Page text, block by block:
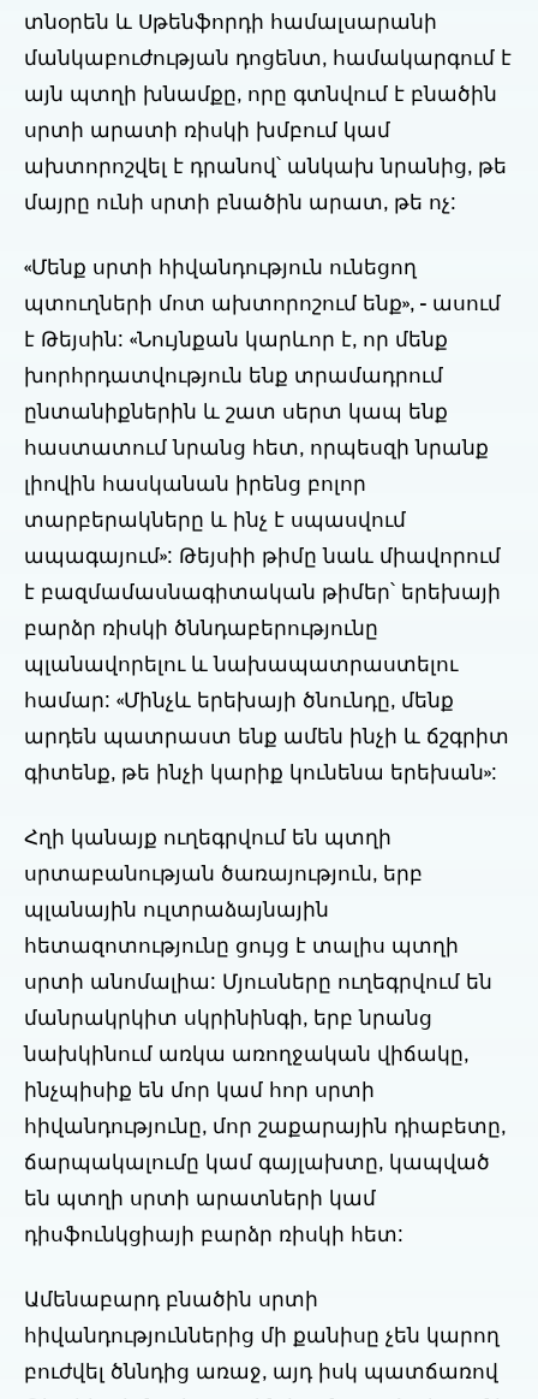
տնօրեն և Սթենֆորդի համալսարանի
մանկաբուժության դոցենտ, համակարգում է
այն պտղի խնամքը, որը գտնվում է բնածին
սրտի արատի ռիսկի խմբում կամ
ախտորոշվել է դրանով՝ անկախ նրանից, թե
մայրը ունի սրտի բնածին արատ, թե ոչ:
«Մենք սրտի հիվանդություն ունեցող
պտուղների մոտ ախտորոշում ենք», - ասում
է Թեյսին: «Նույնքան կարևոր է, որ մենք
խորհրդատվություն ենք տրամադրում
ընտանիքներին և շատ սերտ կապ ենք
հաստատում նրանց հետ, որպեսզի նրանք
լիովին հասկանան իրենց բոլոր
տարբերակները և ինչ է սպասվում
ապագայում»: Թեյսիի թիմը նաև միավորում
է բազմամասնագիտական թիմեր՝ երեխայի
բարձր ռիսկի ծննդաբերությունը
պլանավորելու և նախապատրաստելու
համար: «Մինչև երեխայի ծնունդը, մենք
արդեն պատրաստ ենք ամեն ինչի և ճշգրիտ
գիտենք, թե ինչի կարիք կունենա երեխան»:
Հղի կանայք ուղեգրվում են պտղի
սրտաբանության ծառայություն, երբ
պլանային ուլտրաձայնային
հետազոտությունը ցույց է տալիս պտղի
սրտի անոմալիա: Մյուսները ուղեգրվում են
մանրակրկիտ սկրինինգի, երբ նրանց
նախկինում առկա առողջական վիճակը,
ինչպիսիք են մոր կամ հոր սրտի
հիվանդությունը, մոր շաքարային դիաբետը,
ճարպակալումը կամ գայլախտը, կապված
են պտղի սրտի արատների կամ
դիսֆունկցիայի բարձր ռիսկի հետ:
Ամենաբարդ բնածին սրտի
հիվանդություններից մի քանիսը չեն կարող
բուժվել ծննդից առաջ, այդ իսկ պատճառով